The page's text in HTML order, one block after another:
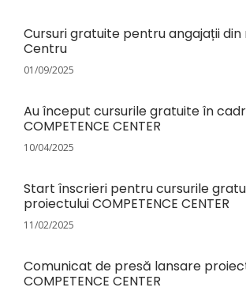
Cursuri gratuite pentru angajații din
Centru
01/09/2025
Au început cursurile gratuite în
COMPETENCE CENTER
10/04/2025
Start înscrieri pentru cursurile
proiectului COMPETENCE CENTER
11/02/2025
Comunicat de presă lansare
COMPETENCE CENTER